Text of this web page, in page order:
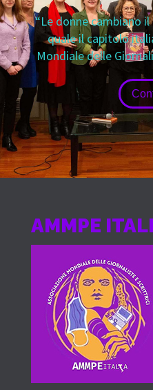
“Le donne cambiano
quale il capitolo
Mondiale delle
AMMPE